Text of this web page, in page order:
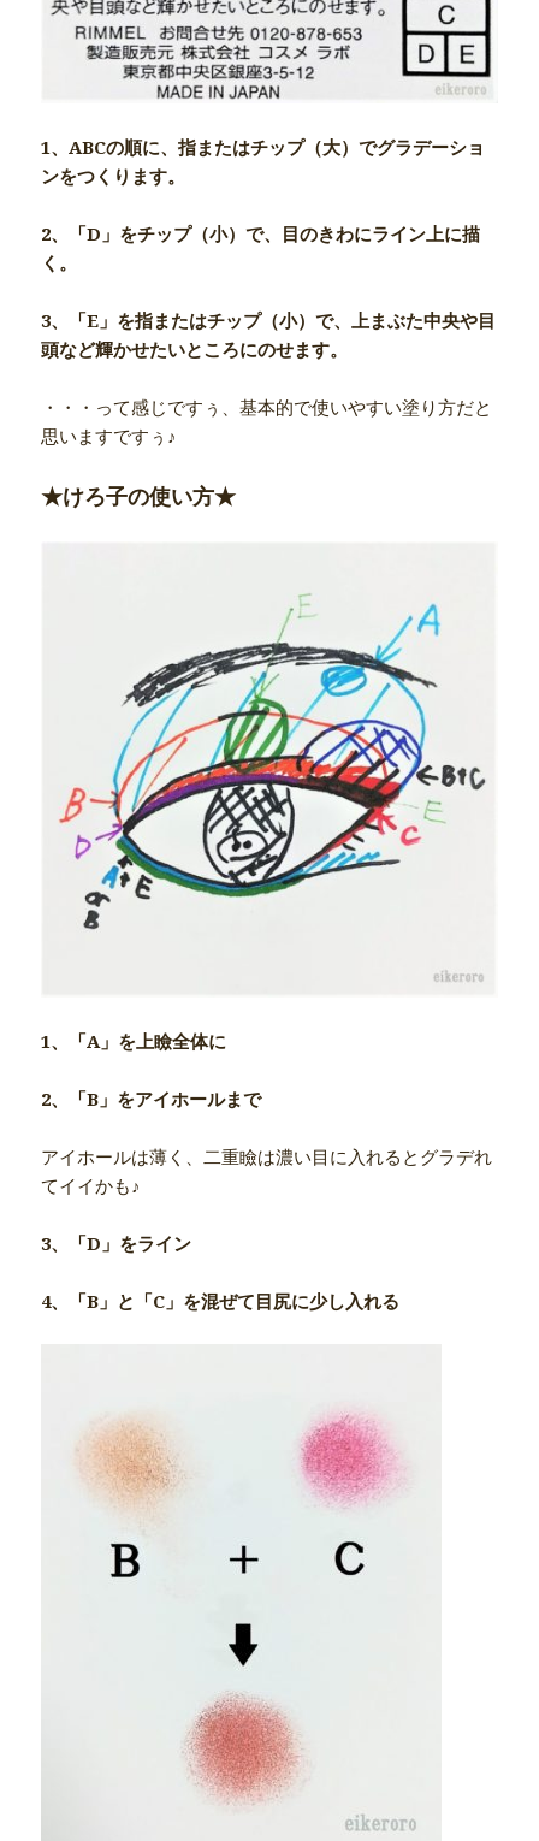
1、ABCの順に、指またはチップ（大）でグラデーショ
ンをつくります。
2、「D」をチップ（小）で、目のきわにライン上に描
く。
3、「E」を指またはチップ（小）で、上まぶた中央や目
頭など輝かせたいところにのせます。
・・・って感じですぅ、基本的で使いやすい塗り方だと
思いますですぅ♪
★けろ子の使い方★
1、「A」を上瞼全体に
2、「B」をアイホールまで
アイホールは薄く、二重瞼は濃い目に入れるとグラデれ
てイイかも♪
3、「D」をライン
4、「B」と「C」を混ぜて目尻に少し入れる